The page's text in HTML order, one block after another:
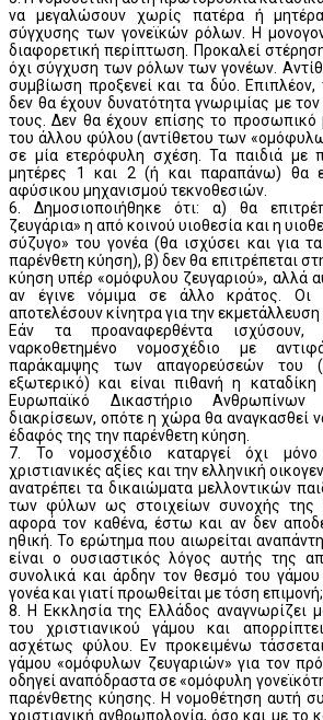
να μεγαλώσουν χωρίς πατέρα ή
σύγχυσης των γονεϊκών ρόλων. Η
διαφορετική περίπτωση. Προκαλεί
όχι σύγχυση των ρόλων των γονέων.
συμβίωση προξενεί και τα δύο.
δεν θα έχουν δυνατότητα γνωριμίας με
τους. Δεν θα έχουν επίσης το προσωπικό
του άλλου φύλου (αντίθετου των
σε μία ετερόφυλη σχέση. Τα παιδιά με
μητέρες 1 και 2 (ή και παραπάνω) θα
αφύσικου μηχανισμού τεκνοθεσιών.
6. Δημοσιοποιήθηκε ότι: α) θα
ζευγάρια» η από κοινού υιοθεσία και η
σύζυγο» του γονέα (θα ισχύσει και για
παρένθετη κύηση), β) δεν θα επιτρέπεται
κύηση υπέρ «ομόφυλου ζευγαριού», αλλά
αν έγινε νόμιμα σε άλλο κράτος. Οι
αποτελέσουν κίνητρα για την
Εάν τα προαναφερθέντα ισχύσουν,
ναρκοθετημένο νομοσχέδιο με
παράκαμψης των απαγορεύσεών του
εξωτερικό) και είναι πιθανή η
Ευρωπαϊκό Δικαστήριο
διακρίσεων, οπότε η χώρα θα αναγκασθεί
έδαφός της την παρένθετη κύηση.
7. Το νομοσχέδιο καταργεί όχι μόνο
χριστιανικές αξίες και την ελληνική
ανατρέπει τα δικαιώματα μελλοντικών
των φύλων ως στοιχείων συνοχής της
αφορά τον καθένα, έστω και αν δεν
ηθική. Το ερώτημα που αιωρείται
είναι ο ουσιαστικός λόγος αυτής της
συνολικά και άρδην τον θεσμό του γάμου
γονέα και γιατί προωθείται με τόση επιμονή;
8. Η Εκκλησία της Ελλάδος αναγνωρίζει
του χριστιανικού γάμου και
ασχέτως φύλου. Εν προκειμένω
γάμου «ομόφυλων ζευγαριών» για τον
οδηγεί αναπόδραστα σε «ομόφυλη
παρένθετης κύησης. Η νομοθέτηση αυτή
χριστιανική ανθρωπολογία, όσο και με το